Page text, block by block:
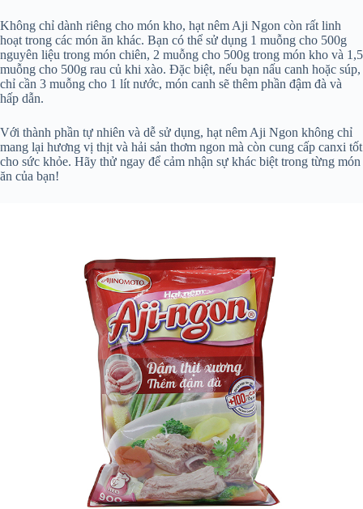
Không chỉ dành riêng cho món kho, hạt nêm Aji Ngon còn rất linh
hoạt trong các món ăn khác. Bạn có thể sử dụng 1 muỗng cho 500g
nguyên liệu trong món chiên, 2 muỗng cho 500g trong món kho và 1,5
muỗng cho 500g rau củ khi xào. Đặc biệt, nếu bạn nấu canh hoặc súp,
chỉ cần 3 muỗng cho 1 lít nước, món canh sẽ thêm phần đậm đà và
hấp dẫn.
Với thành phần tự nhiên và dễ sử dụng, hạt nêm Aji Ngon không chỉ
mang lại hương vị thịt và hải sản thơm ngon mà còn cung cấp canxi tốt
cho sức khỏe. Hãy thử ngay để cảm nhận sự khác biệt trong từng món
ăn của bạn!